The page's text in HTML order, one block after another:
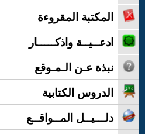
المكتبة المقروءة
ادعــيــة واذكـــــار
نبذة عـن الـمـوقع
الدروس الكتابية
دلـــيــل المــواقــع